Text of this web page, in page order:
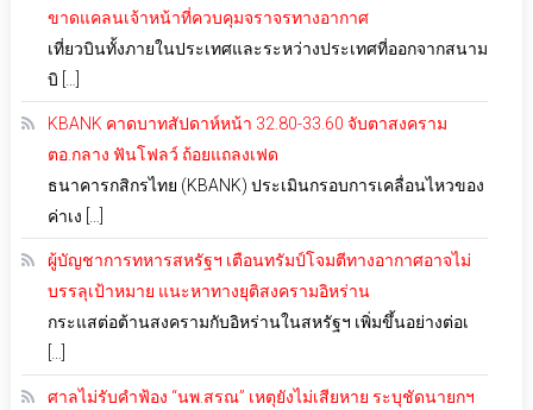
ขาดแคลนเจ้าหน้าที่ควบคุมจราจรทางอากาศ
เที่ยวบินทั้งภายในประเทศและระหว่างประเทศที่ออกจากสนาม
บิ […]
KBANK คาดบาทสัปดาห์หน้า 32.80-33.60 จับตาสงคราม
ตอ.กลาง ฟันโฟลว์ ถ้อยแถลงเฟด
ธนาคารกสิกรไทย (KBANK) ประเมินกรอบการเคลื่อนไหวของ
ค่าเง […]
ผู้บัญชาการทหารสหรัฐฯ เตือนทรัมป์โจมตีทางอากาศอาจไม่
บรรลุเป้าหมาย แนะหาทางยุติสงครามอิหร่าน
กระแสต่อต้านสงครามกับอิหร่านในสหรัฐฯ เพิ่มขึ้นอย่างต่อเ
ศาลไม่รับคำฟ้อง “นพ.สรณ” เหตุยังไม่เสียหาย ระบุชัดนายกฯ